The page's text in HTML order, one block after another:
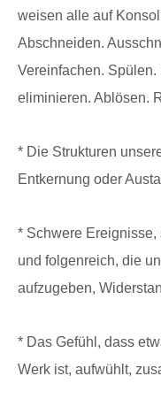
weisen alle auf
Abschneiden.
Vereinfachen.
eliminieren. Ablösen.
* Die Strukturen
Entkernung oder
* Schwere
und folgenreich, die
aufzugeben,
* Das Gefühl, dass
Werk ist, aufwühlt,